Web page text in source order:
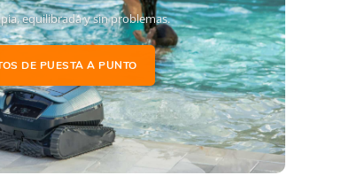
equilibrada y sin problemas.
DE PUESTA A PUNTO